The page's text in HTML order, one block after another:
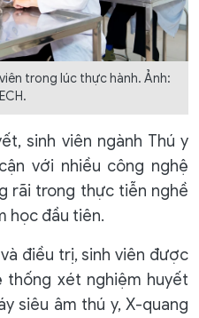
trong lúc thực hành. Ảnh:
sinh viên ngành Thú y
với nhiều công nghệ
rãi trong thực tiễn nghề
học đầu tiên.
điều trị, sinh viên được
thống xét nghiệm huyết
siêu âm thú y, X-quang